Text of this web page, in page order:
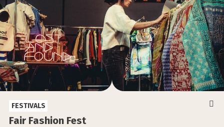
Fair Fas­hi­on Fest
FESTIVALS